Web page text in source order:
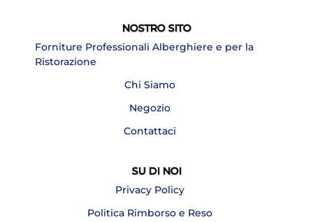
NOSTRO SITO
Forniture Professionali Alberghiere e per la
Ristorazione
Chi Siamo
Negozio
Contattaci
SU DI NOI
Privacy Policy
Politica Rimborso e Reso